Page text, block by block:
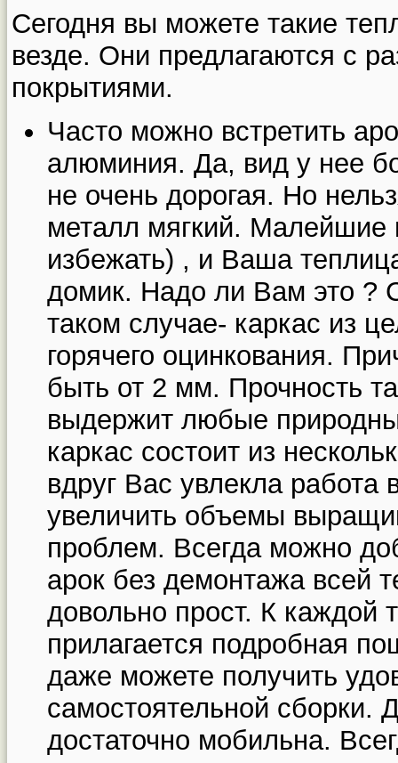
Сегодня вы можете такие
везде. Они предлагаются с
покрытиями.
Часто можно встретить
алюминия. Да, вид у нее
не очень дорогая. Но
металл мягкий. Малейшие
избежать) , и Ваша
домик. Надо ли Вам это ?
таком случае- каркас из
горячего оцинкования.
быть от 2 мм. Прочность
выдержит любые
каркас состоит из
вдруг Вас увлекла
увеличить объемы
проблем. Всегда можно
арок без демонтажа всей
довольно прост. К каждой
прилагается подробная
даже можете получить
самостоятельной сборки.
достаточно мобильна.